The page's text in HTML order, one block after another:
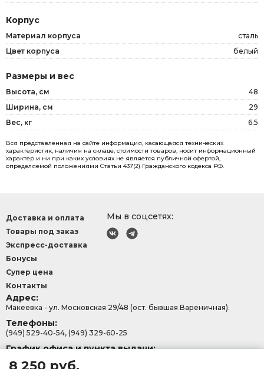
8 250 руб.
Корпус
Материал корпуса
сталь
Цвет корпуса
белый
Размеры и вес
Высота, см
48
Ширина, см
29
Вес, кг
6.5
Вся представленная на сайте информация, касающаяся технических
характеристик, наличия на складе, стоимости товаров, носит информационный
характер и ни при каких условиях не является публичной офертой,
определяемой положениями Статьи 437(2) Гражданского кодекса РФ.
Мы в соцсетях:
Доставка и оплата
Товары под заказ
Экспресс-доставка
Бонусы
Супер цена
Контакты
Адрес:
Макеевка - ул. Московская 29/48 (ост. бывшая Вареничная).
Телефоны:
(949) 529-40-54, (949) 329-60-25
График офиса и пункта выдачи: